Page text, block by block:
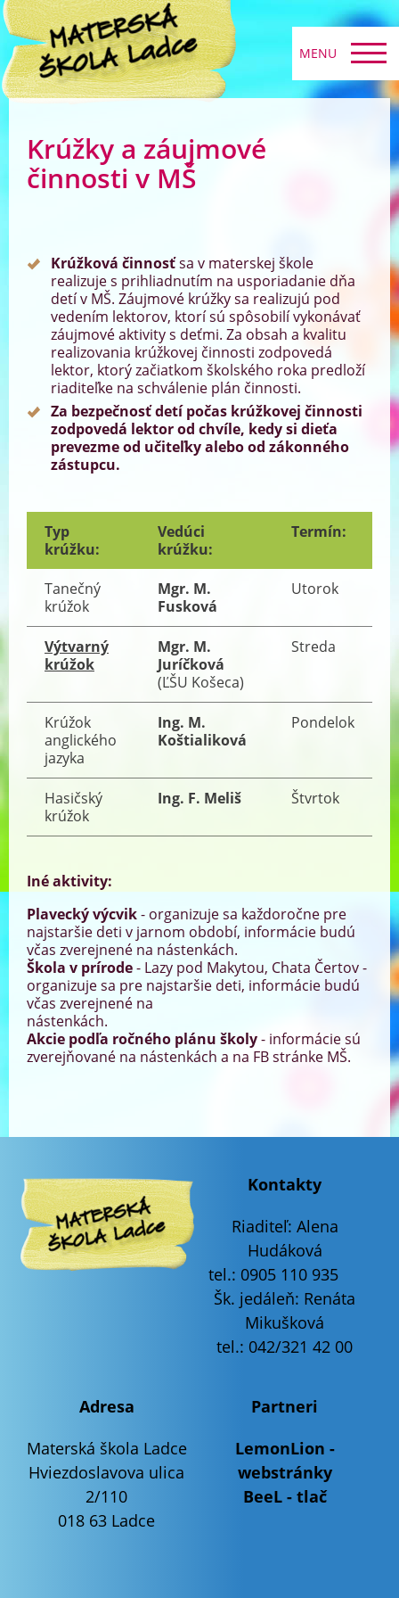
MENU
Krúžky a záujmové
činnosti v MŠ
Krúžková činnosťsa v materskej škole
realizuje s prihliadnutím na usporiadanie dňa
detí v MŠ. Záujmové krúžky sa realizujú pod
vedením lektorov, ktorí sú spôsobilí vykonávať
záujmové aktivity s deťmi. Za obsah a kvalitu
realizovania krúžkovej činnosti zodpovedá
lektor, ktorý začiatkom školského roka predloží
riaditeľke na schválenie plán činnosti.
Za bezpečnosť detí počas krúžkovej činnosti
zodpovedá lektor od chvíle, kedy si dieťa
prevezme od učiteľky alebo od zákonného
zástupcu.
Typ
krúžku:
Vedúci
krúžku:
Termín:
Tanečný
krúžok
Mgr. M.
Fusková
Utorok
Výtvarný
krúžok
Mgr. M.
Juríčková
(ĽŠU Košeca)
Streda
Krúžok
anglického
jazyka
Ing. M.
Koštialiková
Pondelok
Hasičský
krúžok
Ing. F. Meliš Štvrtok
Iné aktivity:
Plavecký výcvik- organizuje sa každoročne pre
najstaršie deti v jarnom období, informácie budú
včas zverejnené na nástenkách.
Škola v prírode- Lazy pod Makytou, Chata Čertov -
organizuje sa pre najstaršie deti, informácie budú
včas zverejnené na
nástenkách.
Akcie podľa ročného plánu školy- informácie sú
zverejňované na nástenkách a na FB stránke MŠ.
Kontakty
Riaditeľ: Alena
Hudáková
tel.: 0905 110 935
Šk. jedáleň: Renáta
Mikušková
tel.: 042/321 42 00
Adresa
Materská škola Ladce
Hviezdoslavova ulica
2/110
018 63 Ladce
Partneri
LemonLion -
webstránky
BeeL - tlač